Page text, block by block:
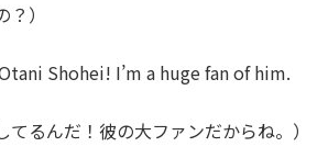
）
Shohei! I’m a huge fan of him.
てるんだ！彼の大ファンだからね。）